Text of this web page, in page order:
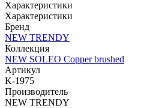
Характеристики
Характеристики
Бренд
NEW TRENDY
Коллекция
NEW SOLEO Copper brushed
Артикул
K-1975
Производитель
NEW TRENDY